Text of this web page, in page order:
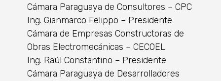
Cámara Paraguaya de Consultores – CPC
Ing. Gianmarco Felippo – Presidente
Cámara de Empresas Constructoras de
Obras Electromecánicas – CECOEL
Ing. Raúl Constantino – Presidente
Cámara Paraguaya de Desarrolladores